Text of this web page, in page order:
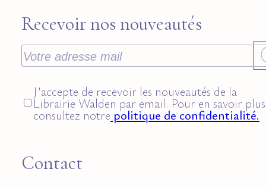
Recevoir nos nouveautés
J’accepte de recevoir les nouveautés de la
Librairie Walden par email. Pour en savoir
consultez notre politique de confidentialité.
Contact